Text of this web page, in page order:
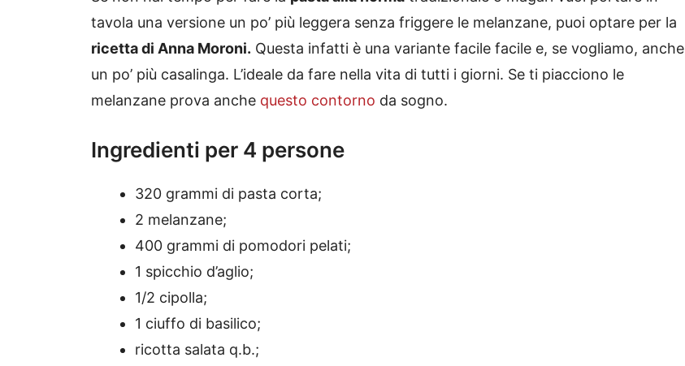
tavola una versione un po’ più leggera senza friggere le melanzane, puoi optare per la
ricetta di Anna Moroni. Questa infatti è una variante facile facile e, se vogliamo, anche
un po’ più casalinga. L’ideale da fare nella vita di tutti i giorni. Se ti piacciono le
melanzane prova anche questo contorno da sogno.
Ingredienti per 4 persone
320 grammi di pasta corta;
2 melanzane;
400 grammi di pomodori pelati;
1 spicchio d’aglio;
1/2 cipolla;
1 ciuffo di basilico;
ricotta salata q.b.;